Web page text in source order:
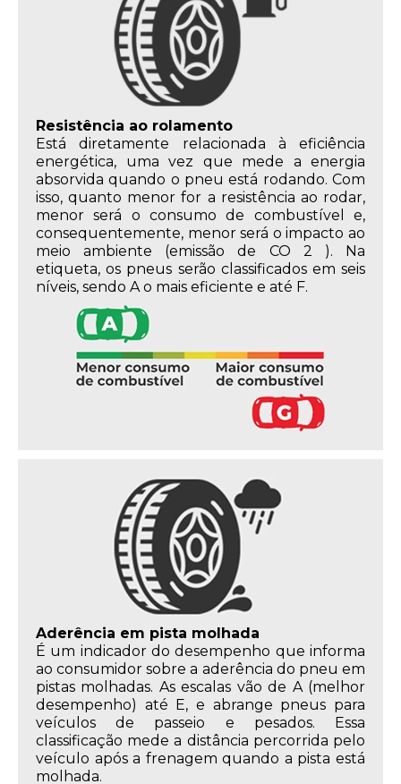
Resistência ao rolamento
Está diretamente relacionada à eficiência
energética, uma vez que mede a energia
absorvida quando o pneu está rodando. Com
isso, quanto menor for a resistência ao rodar,
menor será o consumo de combustível e,
consequentemente, menor será o impacto ao
meio ambiente (emissão de CO 2 ). Na
etiqueta, os pneus serão classificados em seis
níveis, sendo A o mais eficiente e até F.
Aderência em pista molhada
É um indicador do desempenho que informa
ao consumidor sobre a aderência do pneu em
pistas molhadas. As escalas vão de A (melhor
desempenho) até E, e abrange pneus para
veículos de passeio e pesados. Essa
classificação mede a distância percorrida pelo
veículo após a frenagem quando a pista está
molhada.